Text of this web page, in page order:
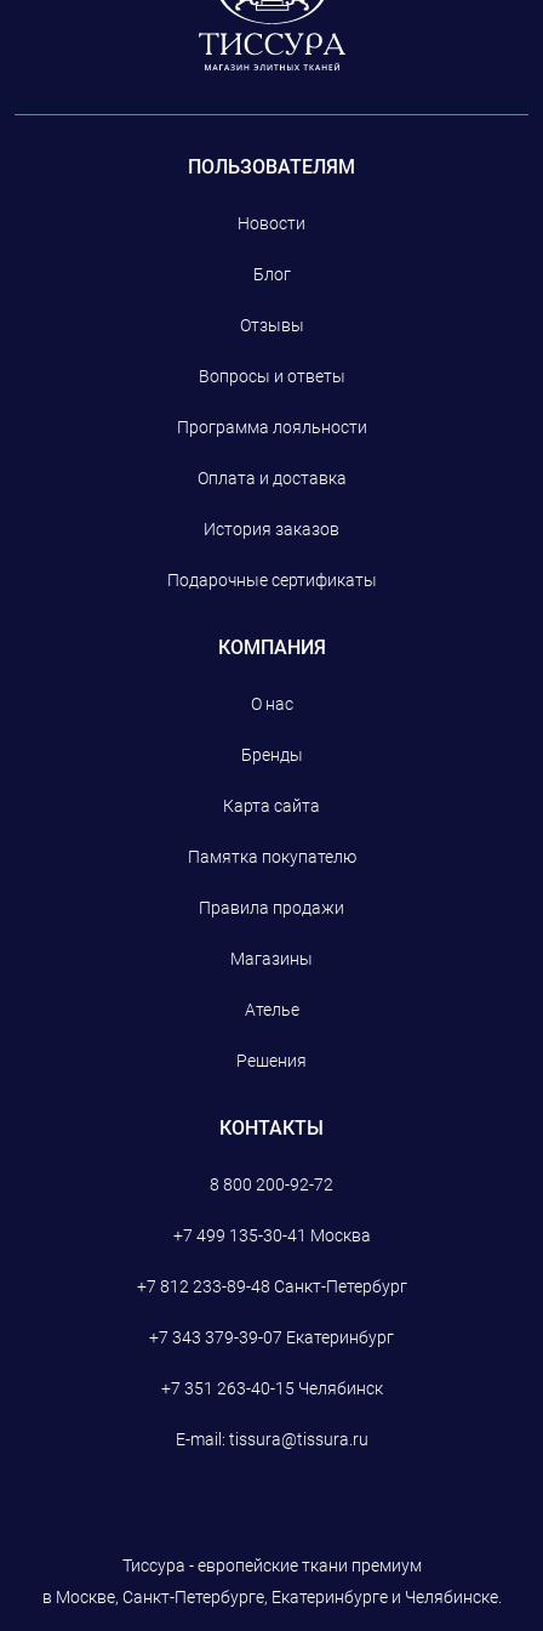
ПОЛЬЗОВАТЕЛЯМ
Новости
Блог
Отзывы
Вопросы и ответы
Программа лояльности
Оплата и доставка
История заказов
Подарочные сертификаты
КОМПАНИЯ
О нас
Бренды
Карта сайта
Памятка покупателю
Правила продажи
Магазины
Ателье
Решения
КОНТАКТЫ
8 800 200-92-72
+7 499 135-30-41 Москва
+7 812 233-89-48 Санкт-Петербург
+7 343 379-39-07 Екатеринбург
+7 351 263-40-15 Челябинск
E-mail: tissura@tissura.ru
Тиссура - европейские ткани премиум
в Москве, Санкт-Петербурге, Екатеринбурге и Челябинске.